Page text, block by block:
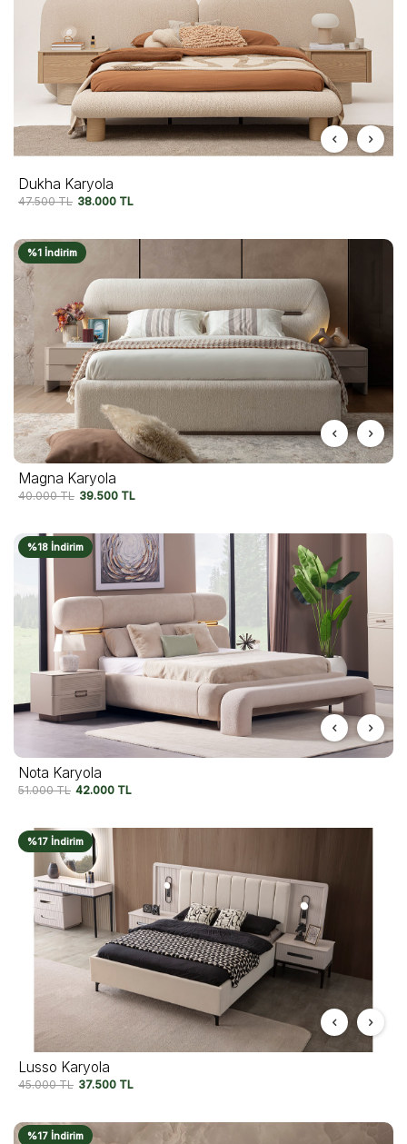
Dukha Karyola
47.500TL 38.000 TL
%1 İndirim
Magna Karyola
40.000TL 39.500 TL
%18 İndirim
Nota Karyola
51.000TL 42.000 TL
%17 İndirim
Lusso Karyola
45.000TL 37.500 TL
%17 İndirim